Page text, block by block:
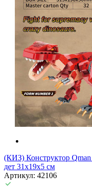
(КИЗ) Конструктор
дет 31х19х5 см
Артикул: 42106